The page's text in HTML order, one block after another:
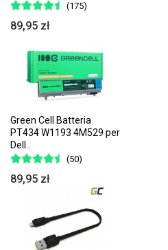
(175)
89,95 zł
Green Cell Batteria
PT434 W1193 4M529 per
Dell..
(50)
89,95 zł